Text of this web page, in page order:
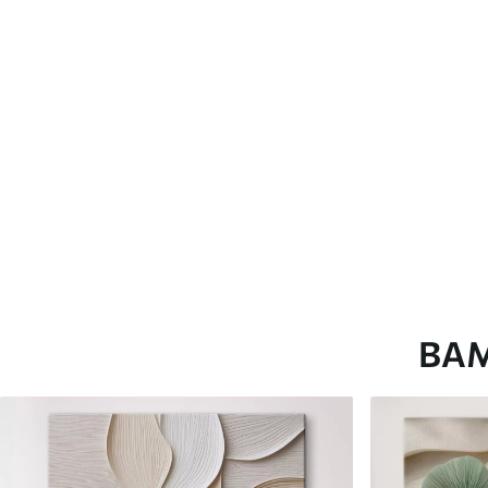
✓ Яскраві, насичені кольори
✓ Стійкість до вицвітання
Безпечне чорнило без запаху
Яскраві, насичені
Стійкість до
Безпечне чорнило